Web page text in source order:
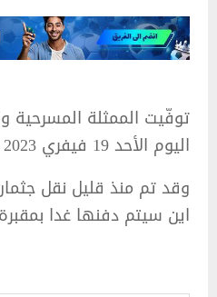
توفّيت الممثلة المسرحية
اليوم الأحد 19 فيفري 2023 على إثر أزمة صحية.
وقد تم منذ قليل نقل
اين سيتم دفنها غدا